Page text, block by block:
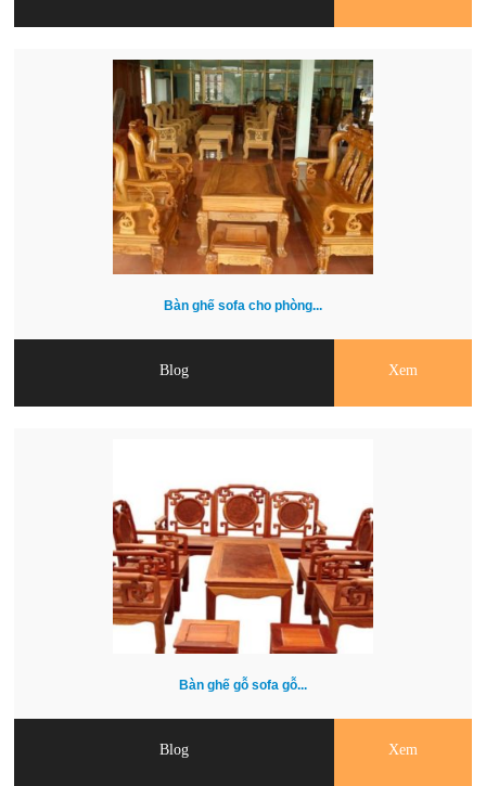
Bàn ghế sofa cho phòng...
Blog Xem
Bàn ghế gỗ sofa gỗ...
Blog Xem